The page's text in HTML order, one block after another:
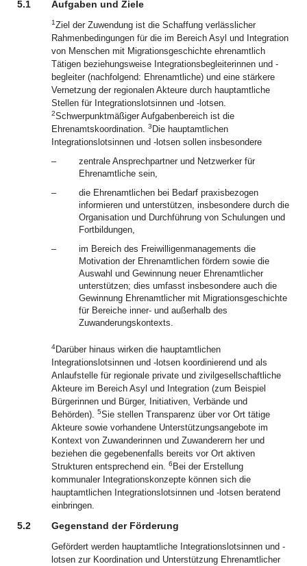
5.1
Aufgaben und Ziele
1Ziel der Zuwendung ist die Schaffung verlässlicher
Rahmenbedingungen für die im Bereich Asyl und Integration
von Menschen mit Migrationsgeschichte ehrenamtlich
Tätigen beziehungsweise Integrationsbegleiterinnen und -
begleiter (nachfolgend: Ehrenamtliche) und eine stärkere
Vernetzung der regionalen Akteure durch hauptamtliche
Stellen für Integrationslotsinnen und ‑lotsen.
2Schwerpunktmäßiger Aufgabenbereich ist die
Ehrenamtskoordination. 3 Die hauptamtlichen
Integrationslotsinnen und -lotsen sollen insbesondere
–
zentrale Ansprechpartner und Netzwerker für
Ehrenamtliche sein,
–
die Ehrenamtlichen bei Bedarf praxisbezogen
informieren und unterstützen, insbesondere durch die
Organisation und Durchführung von Schulungen und
Fortbildungen,
–
im Bereich des Freiwilligenmanagements die
Motivation der Ehrenamtlichen fördern sowie die
Auswahl und Gewinnung neuer Ehrenamtlicher
unterstützen; dies umfasst insbesondere auch die
Gewinnung Ehrenamtlicher mit Migrationsgeschichte
für Bereiche inner- und außerhalb des
Zuwanderungskontexts.
4Darüber hinaus wirken die hauptamtlichen
Integrationslotsinnen und -lotsen koordinierend und als
Anlaufstelle für regionale private und zivilgesellschaftliche
Akteure im Bereich Asyl und Integration (zum Beispiel
Bürgerinnen und Bürger, Initiativen, Verbände und
Behörden). 5Sie stellen Transparenz über vor Ort tätige
Akteure sowie vorhandene Unterstützungsangebote im
Kontext von Zuwanderinnen und Zuwanderern her und
beziehen die gegebenenfalls bereits vor Ort aktiven
Strukturen entsprechend ein. 6 Bei der Erstellung
kommunaler Integrationskonzepte können sich die
hauptamtlichen Integrationslotsinnen und -lotsen beratend
einbringen.
5.2 Gegenstand der Förderung
Gefördert werden hauptamtliche Integrationslotsinnen und -
lotsen zur Koordination und Unterstützung Ehrenamtlicher